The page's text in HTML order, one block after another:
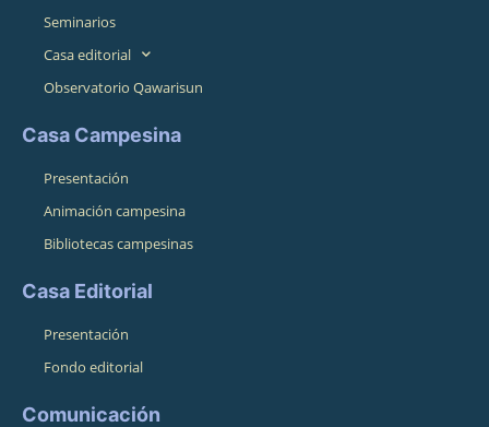
Seminarios
Casa editorial
Observatorio Qawarisun
Casa Campesina
Presentación
Animación campesina
Bibliotecas campesinas
Casa Editorial
Presentación
Fondo editorial
Comunicación